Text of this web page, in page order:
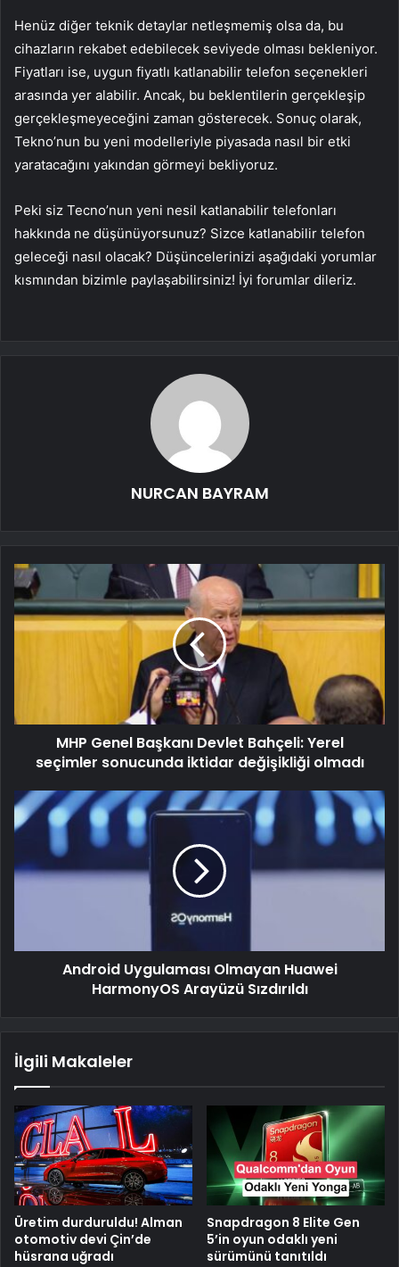
Henüz diğer teknik detaylar netleşmemiş olsa da, bu
cihazların rekabet edebilecek seviyede olması bekleniyor.
Fiyatları ise, uygun fiyatlı katlanabilir telefon seçenekleri
arasında yer alabilir. Ancak, bu beklentilerin gerçekleşip
gerçekleşmeyeceğini zaman gösterecek. Sonuç olarak,
Tekno’nun bu yeni modelleriyle piyasada nasıl bir etki
yaratacağını yakından görmeyi bekliyoruz.
Peki siz Tecno’nun yeni nesil katlanabilir telefonları
hakkında ne düşünüyorsunuz? Sizce katlanabilir telefon
geleceği nasıl olacak? Düşüncelerinizi aşağıdaki yorumlar
kısmından bizimle paylaşabilirsiniz! İyi forumlar dileriz.
NURCAN BAYRAM
MHP Genel Başkanı Devlet Bahçeli: Yerel
seçimler sonucunda iktidar değişikliği olmadı
Android Uygulaması Olmayan Huawei
HarmonyOS Arayüzü Sızdırıldı
İlgili Makaleler
Üretim durduruldu! Alman
otomotiv devi Çin’de
hüsrana uğradı
Snapdragon 8 Elite Gen
5’in oyun odaklı yeni
sürümünü tanıtıldı